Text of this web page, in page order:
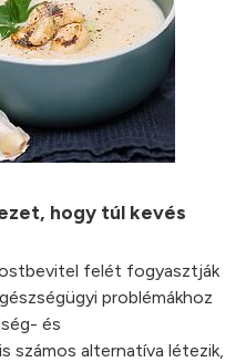
hogy túl kevés
felét fogyasztják
problémákhoz
és
számos alternatíva létezik,